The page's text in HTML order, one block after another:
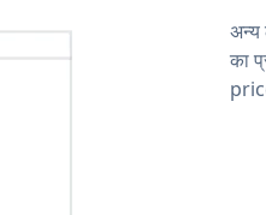
का